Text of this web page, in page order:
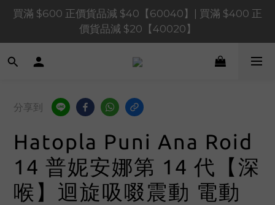
買滿 $1,200 正價貨品減 $120【1200120】| 買滿
$900 正價貨品減 $80！【90080】
買滿 $600 正價貨品減 $40【60040】| 買滿 $400 正
價貨品減 $20【40020】
買滿 $1,200 正價貨品減 $120【1200120】| 買滿
分享到
Hatopla Puni Ana Roid
14 普妮安娜第 14 代【深
喉】迴旋吸啜震動 電動